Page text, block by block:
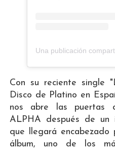
Una publicación
Con su reciente single
Disco de Platino en
nos abre las puertas
ALPHA después de un
que llegará
álbum, uno de los